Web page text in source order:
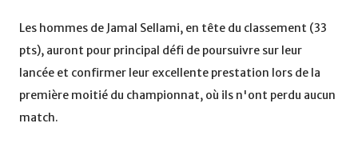
Les hommes de Jamal Sellami, en tête du classement (33
pts), auront pour principal défi de poursuivre sur leur
lancée et confirmer leur excellente prestation lors de la
première moitié du championnat, où ils n'ont perdu aucun
match.